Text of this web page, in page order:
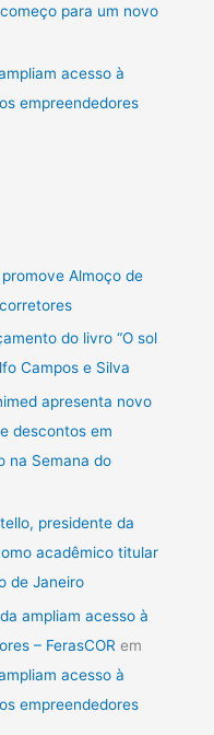
para um novo
acesso à
empreendedores
promove Almoço de
do livro “O sol
Campos e Silva
apresenta novo
descontos em
na Semana do
presidente da
acadêmico titular
de Janeiro
ampliam acesso à
– FerasCOR em
acesso à
empreendedores